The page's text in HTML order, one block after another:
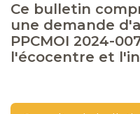
Ce bulletin
une demande
PPCMOI 2024-
l'écocentre et